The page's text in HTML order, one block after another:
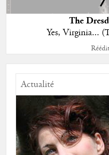
The
Yes, Virginia...
Actualité